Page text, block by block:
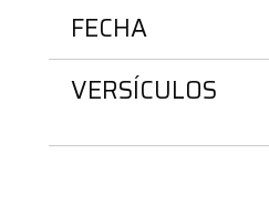
FECHA
VERSÍCULOS